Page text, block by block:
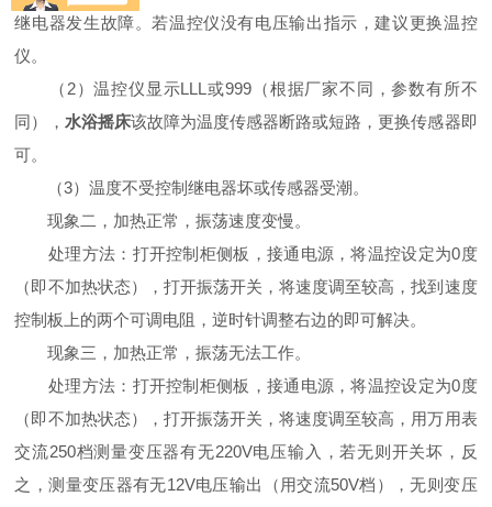
继电器发生故障。若温控仪没有电压输出指示，建议更换温控
仪。
（2）温控仪显示LLL或999（根据厂家不同，参数有所不
同）， 水浴摇床该故障为温度传感器断路或短路，更换传感器即
可。
（3）温度不受控制继电器坏或传感器受潮。
现象二，加热正常，振荡速度变慢。
处理方法：打开控制柜侧板，接通电源，将温控设定为0度
（即不加热状态），打开振荡开关，将速度调至较高，找到速度
控制板上的两个可调电阻，逆时针调整右边的即可解决。
现象三，加热正常，振荡无法工作。
处理方法：打开控制柜侧板，接通电源，将温控设定为0度
（即不加热状态），打开振荡开关，将速度调至较高，用万用表
交流250档测量变压器有无220V电压输入，若无则开关坏，反
之，测量变压器有无12V电压输出（用交流50V档），无则变压